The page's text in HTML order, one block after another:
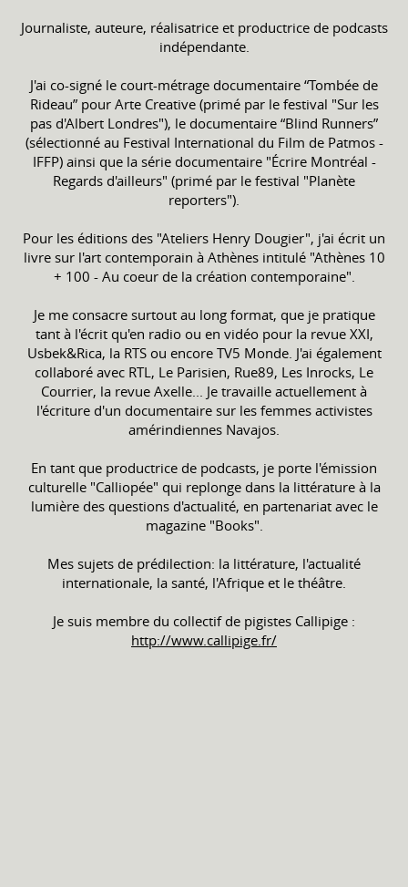
Journaliste, auteure, réalisatrice et productrice de podcasts
indépendante.
J'ai co-signé le court-métrage documentaire “Tombée de
Rideau” pour Arte Creative (primé par le festival "Sur les
pas d'Albert Londres"), le documentaire “Blind Runners”
(sélectionné au Festival International du Film de Patmos -
IFFP) ainsi que la série documentaire "Écrire Montréal -
Regards d'ailleurs" (primé par le festival "Planète
reporters").
Pour les éditions des "Ateliers Henry Dougier", j'ai écrit un
livre sur l'art contemporain à Athènes intitulé "Athènes 10
+ 100 - Au coeur de la création contemporaine".
Je me consacre surtout au long format, que je pratique
tant à l'écrit qu'en radio ou en vidéo pour la revue XXI,
Usbek&Rica, la RTS ou encore TV5 Monde. J'ai également
collaboré avec RTL, Le Parisien, Rue89, Les Inrocks, Le
Courrier, la revue Axelle... Je travaille actuellement à
l'écriture d'un documentaire sur les femmes activistes
amérindiennes Navajos.
En tant que productrice de podcasts, je porte l'émission
culturelle "Calliopée" qui replonge dans la littérature à la
lumière des questions d'actualité, en partenariat avec le
magazine "Books".
Mes sujets de prédilection: la littérature, l'actualité
internationale, la santé, l'Afrique et le théâtre.
Je suis membre du collectif de pigistes Callipige :
http://www.callipige.fr/